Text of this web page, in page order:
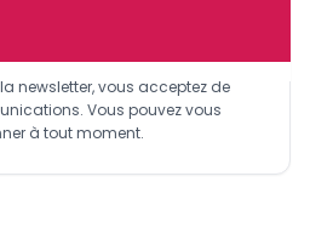
newsletter, vous acceptez de
Vous pouvez vous
à tout moment.